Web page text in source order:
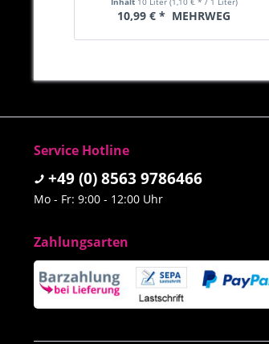
10,99 € * MEHRWEG
Service Hotline
+49 (0) 8563 9786466
Mo - Fr: 9:00 - 12:00 Uhr
Zahlungsarten